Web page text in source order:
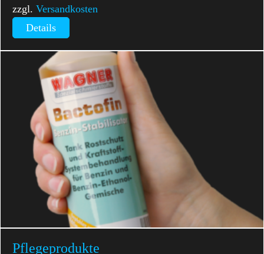
zzgl.Versandkosten
Details
Pflegeprodukte